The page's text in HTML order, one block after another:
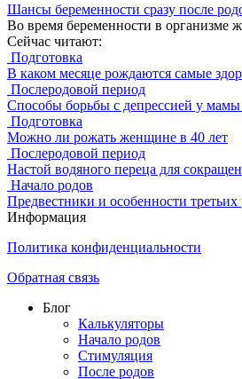
Шансы беременности сразу после
Во время беременности в организме
Сейчас читают:
Подготовка
В каком месяце рождаются самые
Послеродовой период
Способы борьбы с депрессией у мамы
Подготовка
Можно ли рожать женщине в 40 лет
Послеродовой период
Настой водяного переца для
Начало родов
Предвестники и особенности третьих
Информация
Политика конфиденциальности
Обратная связь
Блог
Калькуляторы
Начало родов
Стимуляция
После родов